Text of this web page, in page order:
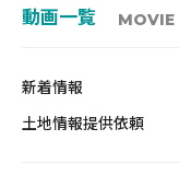
動画一覧 MOVIE
新着情報
土地情報提供依頼